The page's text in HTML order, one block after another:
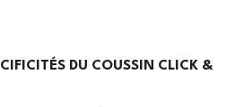
DU COUSSIN CLICK &